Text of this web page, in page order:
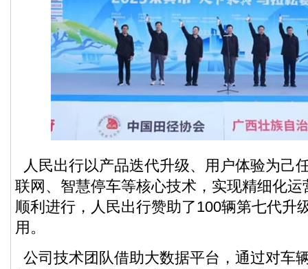
人民出行以产品迭代升级、用户体验为己
联网、智慧停车等核心技术，实现精细化
顺利进行，人民出行赞助了100辆第七代升
用。
公司技术团队借助大数据平台，通过对车